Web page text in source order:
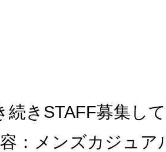
続きSTAFF募集し
：メンズカジュア